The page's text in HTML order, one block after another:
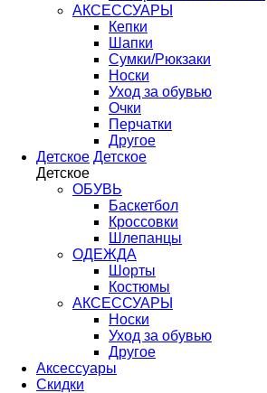
АКСЕССУАРЫ
Кепки
Шапки
Сумки/Рюкзаки
Носки
Уход за обувью
Очки
Перчатки
Другое
Детское Детское
Детское
ОБУВЬ
Баскетбол
Кроссовки
Шлепанцы
ОДЕЖДА
Шорты
Костюмы
АКСЕССУАРЫ
Носки
Уход за обувью
Другое
Аксессуары
Скидки